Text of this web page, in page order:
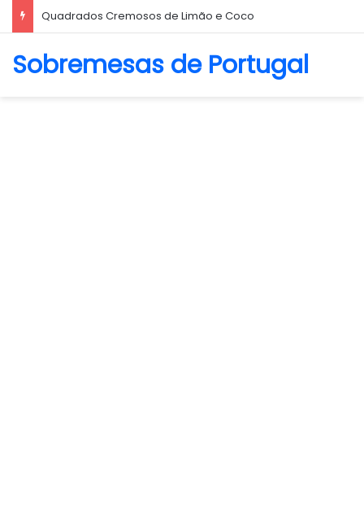
Biscoito Amanteigado
Sobremesas de Portugal